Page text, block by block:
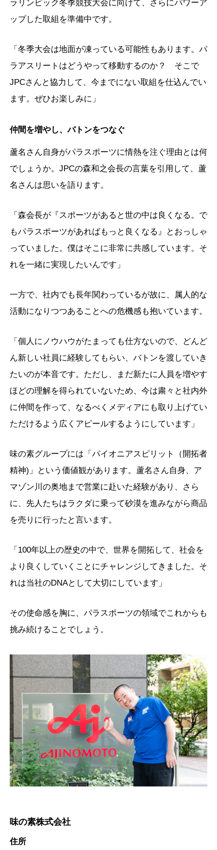
ラリンピック冬季競技大会に向けて、さらにパワーア
ップした取組を準備中です。
「冬季大会は地面が凍っている可能性もあります。パ
ラアスリートはどうやって移動するのか？ そこで
JPCさんと協力して、今までにない取組を仕込んでい
ます。ぜひお楽しみに」
仲間を増やし、バトンをつなぐ
蘆名さん自身がパラスポーツに情熱を注ぐ理由とは何
でしょうか。JPCの森和之会長の言葉を引用して、蘆
名さんは思いを語ります。
「森会長が『スポーツがあると世の中は良くなる。で
もパラスポーツがあればもっと良くなる』とおっしゃ
っていました。僕はそこに非常に共感しています。そ
れを一緒に実現したいんです」
一方で、社内でも長年関わっているが故に、属人的な
活動になりつつあることへの危機感も抱いています。
「個人にノウハウがたまっても仕方ないので、どんど
ん新しい社員に経験してもらい、バトンを渡していき
たいのが本音です。ただし、まだ新たに人員を増やす
ほどの理解を得られていないため、今は粛々と社内外
に仲間を作って、なるべくメディアにも取り上げてい
ただけるよう広くアピールするようにしています」
味の素グループには「パイオニアスピリット（開拓者
精神)」という価値観があります。蘆名さん自身、ア
マゾン川の奥地まで営業に赴いた経験があり、さら
に、先人たちはラクダに乗って砂漠を進みながら商品
を売りに行ったと言います。
「100年以上の歴史の中で、世界を開拓して、社会を
より良くしていくことにチャレンジしてきました。そ
れは当社のDNAとして大切にしています」
その使命感を胸に、パラスポーツの領域でこれからも
挑み続けることでしょう。
味の素株式会社
住所